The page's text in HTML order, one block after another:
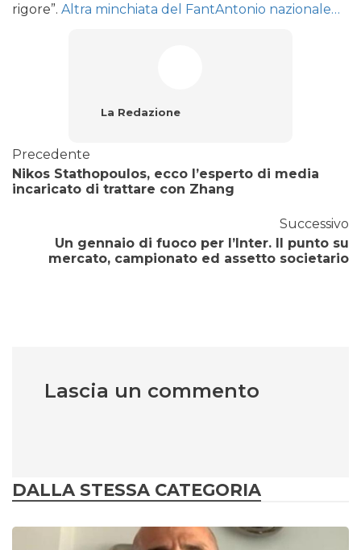
rigore”. Altra minchiata del FantAntonio nazionale…
La Redazione
Precedente
Nikos Stathopoulos, ecco l’esperto di media
incaricato di trattare con Zhang
Successivo
Un gennaio di fuoco per l’Inter. Il punto su
mercato, campionato ed assetto societario
Lascia un commento
DALLA STESSA CATEGORIA